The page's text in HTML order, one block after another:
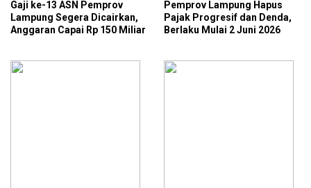
Gaji ke-13 ASN Pemprov
Lampung Segera Dicairkan,
Anggaran Capai Rp 150 Miliar
Pemprov Lampung Hapus
Pajak Progresif dan Denda,
Berlaku Mulai 2 Juni 2026